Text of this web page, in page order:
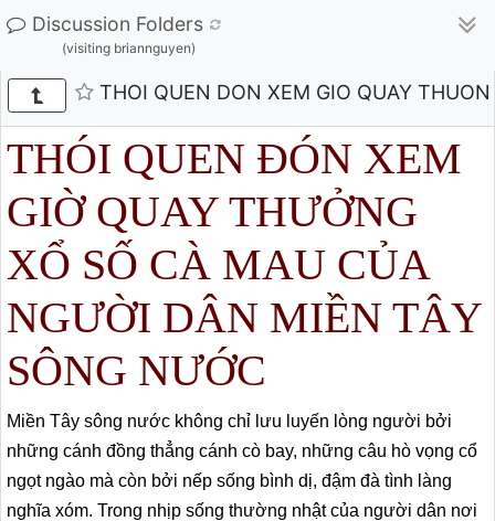
Discussion Folders
(visiting briannguyen)
THOI QUEN DON XEM GIO QUAY
THÓI QUEN ĐÓN XEM
GIỜ QUAY THƯỞNG
XỔ SỐ CÀ MAU CỦA
NGƯỜI DÂN MIỀN TÂY
SÔNG NƯỚC
Miền Tây sông nước không chỉ lưu luyến lòng người bởi
những cánh đồng thẳng cánh cò bay, những câu hò vọng cổ
ngọt ngào mà còn bởi nếp sống bình dị, đậm đà tình làng
nghĩa xóm. Trong nhịp sống thường nhật của người dân nơi